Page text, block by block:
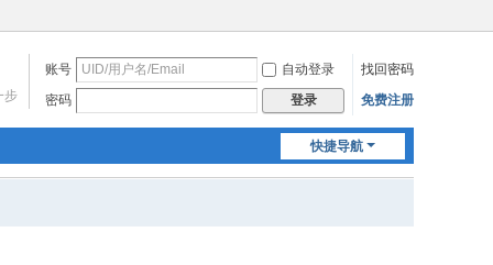
账号 自动登录
找回密码
密码
登录 免费注册
步
快捷导航